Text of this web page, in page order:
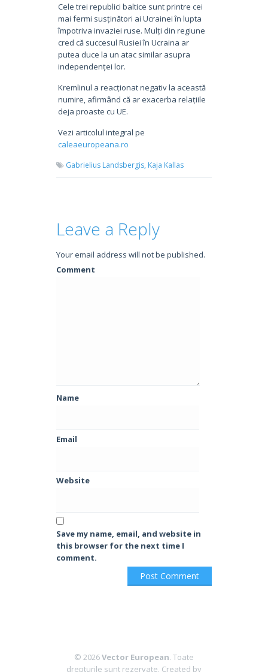
Cele trei republici baltice sunt printre cei
mai fermi susținători ai Ucrainei în lupta
împotriva invaziei ruse. Mulți din regiune
cred că succesul Rusiei în Ucraina ar
putea duce la un atac similar asupra
independenței lor.
Kremlinul a reacționat negativ la această
numire, afirmând că ar exacerba relațiile
deja proaste cu UE.
Vezi articolul integral pe
caleaeuropeana.ro
Gabrielius Landsbergis, Kaja Kallas
Leave a Reply
Your email address will not be published.
Comment
Name
Email
Website
Save my name, email, and website in
this browser for the next time I
comment.
© 2026Vector European. Toate
drepturile sunt rezervate. Created by